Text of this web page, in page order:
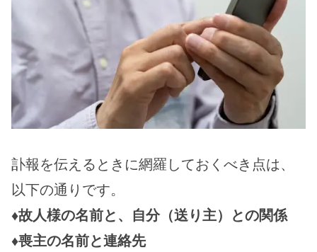
訃報を伝えるときに網羅しておくべき点は、
以下の通りです。
♦故人様の名前と、自分（送り主）との関係
♦喪主の名前と連絡先